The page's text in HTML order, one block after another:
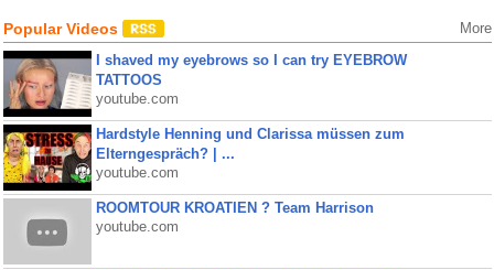
Popular Videos More
I shaved my eyebrows so I can try EYEBROW
TATTOOS
youtube.com
Hardstyle Henning und Clarissa müssen zum
Elterngespräch? | ...
youtube.com
ROOMTOUR KROATIEN ? Team Harrison
youtube.com